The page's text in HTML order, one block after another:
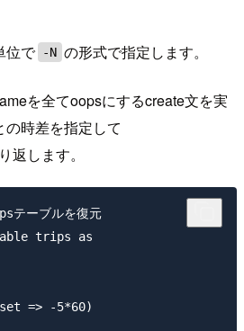
位で -N の形式で指定します。
を全てoopsにするcreate文を実
時差を指定して
返します。
ーブルを復元
trips as
=> -5*60)